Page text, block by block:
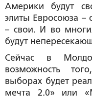
Америки будут
элиты Евросоюза –
– свои. И во
будут
Сейчас в
возможность
выборах будет
мечта 2.0» или